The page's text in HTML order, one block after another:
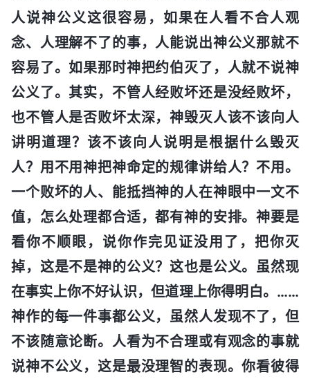
人说神公义这很容易，如果在人看不合人观
念、人理解不了的事，人能说出神公义那就不
容易了。如果那时神把约伯灭了，人就不说神
公义了。其实，不管人经败坏还是没经败坏，
也不管人是否败坏太深，神毁灭人该不该向人
讲明道理？该不该向人说明是根据什么毁灭
人？用不用神把神命定的规律讲给人？不用。
一个败坏的人、能抵挡神的人在神眼中一文不
值，怎么处理都合适，都有神的安排。神要是
看你不顺眼，说你作完见证没用了，把你灭
掉，这是不是神的公义？这也是公义。虽然现
在事实上你不好认识，但道理上你得明白。……
神作的每一件事都公义，虽然人发现不了，但
不该随意论断。人看为不合理或有观念的事就
说神不公义，这是最没理智的表现。你看彼得